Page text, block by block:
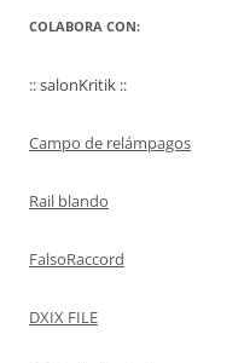
COLABORA CON:
:: salonKritik ::
Campo de relámpagos
Rail blando
FalsoRaccord
DXIX FILE